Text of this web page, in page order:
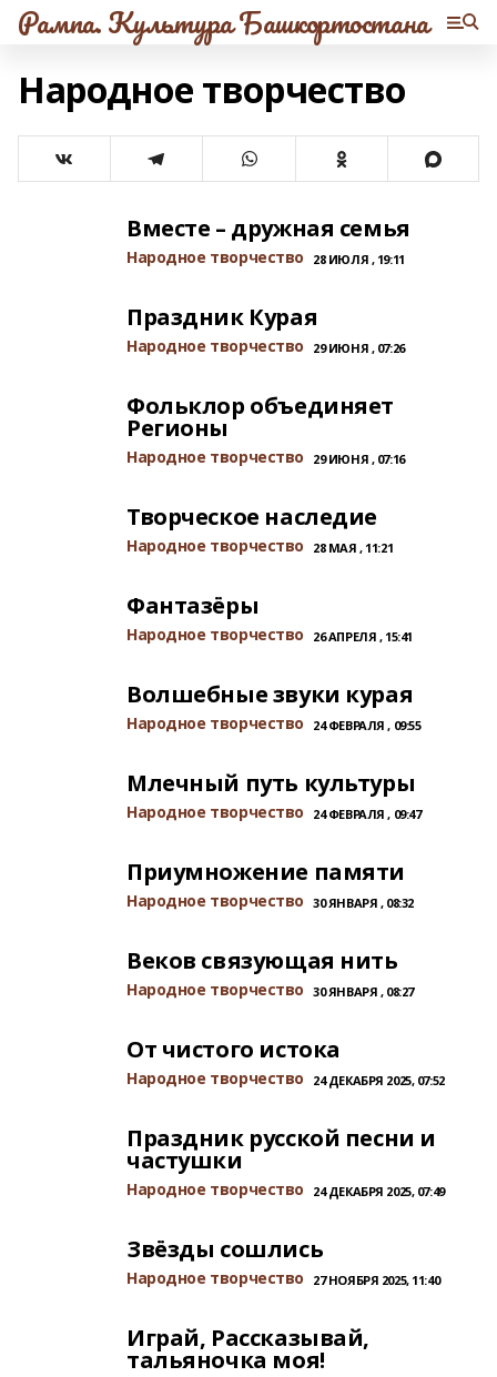
Рампа. Культура Башкортостана
Народное творчество
Вместе – дружная семья
Народное творчество 28 ИЮЛЯ , 19:11
Праздник Курая
Народное творчество 29 ИЮНЯ , 07:26
Фольклор объединяет
Регионы
Народное творчество 29 ИЮНЯ , 07:16
Творческое наследие
Народное творчество 28 МАЯ , 11:21
Фантазёры
Народное творчество 26 АПРЕЛЯ , 15:41
Волшебные звуки курая
Народное творчество 24 ФЕВРАЛЯ , 09:55
Млечный путь культуры
Народное творчество 24 ФЕВРАЛЯ , 09:47
Приумножение памяти
Народное творчество 30 ЯНВАРЯ , 08:32
Веков связующая нить
Народное творчество 30 ЯНВАРЯ , 08:27
От чистого истока
Народное творчество 24 ДЕКАБРЯ 2025, 07:52
Праздник русской песни и
частушки
Народное творчество 24 ДЕКАБРЯ 2025, 07:49
Звёзды сошлись
Народное творчество 27 НОЯБРЯ 2025, 11:40
Играй, Рассказывай,
тальяночка моя!